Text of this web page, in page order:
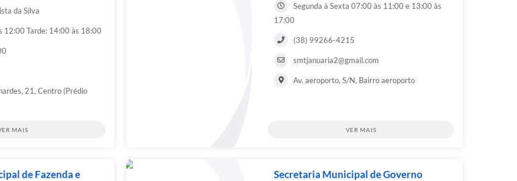
da Silva
12:00 Tarde: 14:00 às 18:00
21, Centro (Prédio
MAIS
Segunda à Sexta 07:00 às 11:00 e 13:00 às
17:00
(38) 99266-4215
smtjanuaria2@gmail.com
Av. aeroporto, S/N, Bairro aeroporto
VER MAIS
de Fazenda e
Secretaria Municipal de Governo